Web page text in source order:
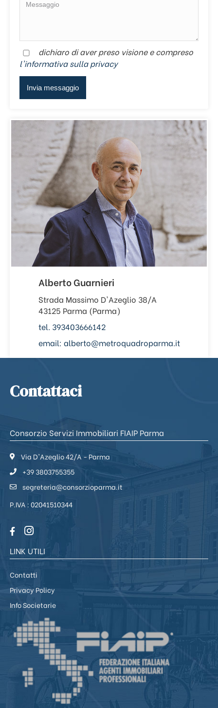
dichiaro di aver preso visione e compreso
l'informativa sulla privacy
Alberto Guarnieri
Strada Massimo D'Azeglio 38/A
43125 Parma (Parma)
tel. 393403666142
email: alberto@metroquadroparma.it
Contattaci
Consorzio Servizi Immobiliari FIAIP Parma
Via D'Azeglio 42/A - Parma
+39 3803755355
segreteria@consorzioparma.it
P.IVA : 02041510344
LINK UTILI
Contatti
Privacy Policy
Info Societarie